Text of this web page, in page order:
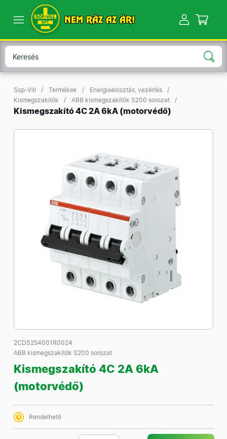
NEM RÁZ AZ ÁR!
Sop-Vill Termékek
Energiaelosztás, vezérlés
Kismegszakítók
ABB kismegszakítók S200 sorozat
Kismegszakító 4C 2A 6kA (motorvédő)
2CDS254001R0024
ABB kismegszakítók S200 sorozat
Kismegszakító 4C 2A 6kA
(motorvédő)
Rendelhető